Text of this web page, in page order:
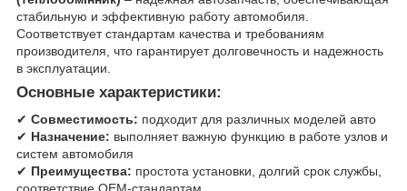
стабильную и эффективную работу автомобиля.
Соответствует стандартам качества и требованиям
производителя, что гарантирует долговечность и надежность
в эксплуатации.
Основные характеристики:
✔ Совместимость: подходит для различных моделей авто
✔ Назначение: выполняет важную функцию в работе узлов и
систем автомобиля
✔ Преимущества: простота установки, долгий срок службы,